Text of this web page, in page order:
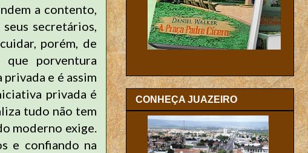
a contento,
secretários,
porém, de
porventura
e é assim
privada é
tudo não tem
moderno exige.
e confiando na
CONHEÇA JUAZEIRO